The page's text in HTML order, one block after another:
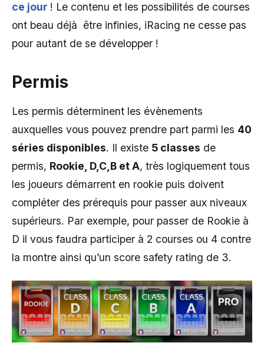
ce jour ! Le contenu et les possibilités de courses
ont beau déjà être infinies, iRacing ne cesse pas
pour autant de se développer !
Permis
Les permis déterminent les évènements
auxquelles vous pouvez prendre part parmi les 40
séries disponibles. Il existe 5 classes de
permis, Rookie, D,C,B et A, très logiquement tous
les joueurs démarrent en rookie puis doivent
compléter des prérequis pour passer aux niveaux
supérieurs. Par exemple, pour passer de Rookie à
D il vous faudra participer à 2 courses ou 4 contre
la montre ainsi qu’un score safety rating de 3.